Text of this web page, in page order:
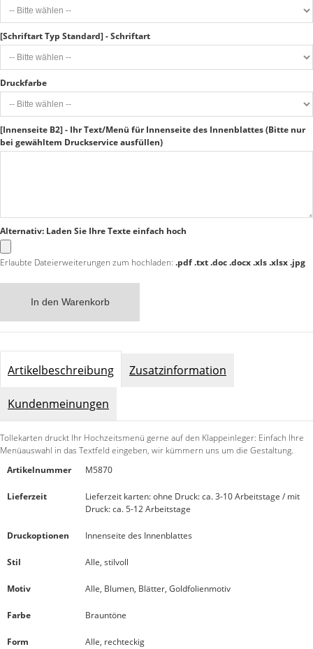
[Schriftart Typ Standard] - Schriftart
Druckfarbe
[Innenseite B2] - Ihr Text/Menü für Innenseite des Innenblattes (Bitte nur
bei gewähltem Druckservice ausfüllen)
Alternativ: Laden Sie Ihre Texte einfach hoch
Erlaubte Dateierweiterungen zum hochladen: .pdf .txt .doc .docx .xls .xlsx .jpg
In den Warenkorb
Artikelbeschreibung Zusatzinformation
Kundenmeinungen
Tollekarten druckt Ihr Hochzeitsmenü gerne auf den Klappeinleger: Einfach Ihre
Menüauswahl in das Textfeld eingeben, wir kümmern uns um die Gestaltung.
Artikelnummer
M5870
Lieferzeit
Lieferzeit karten: ohne Druck: ca. 3-10 Arbeitstage / mit
Druck: ca. 5-12 Arbeitstage
Druckoptionen Innenseite des Innenblattes
Stil Alle, stilvoll
Motiv Alle, Blumen, Blätter, Goldfolienmotiv
Farbe Brauntöne
Form Alle, rechteckig